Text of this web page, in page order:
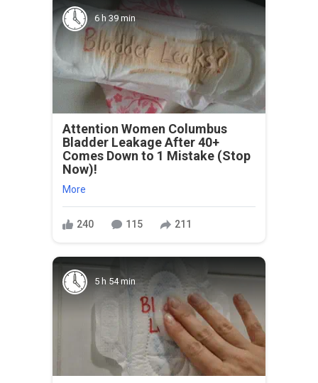
6 h 39 min
Attention Women Columbus
Bladder Leakage After 40+
Comes Down to 1 Mistake (Stop
Now)!
More
240 115 211
5 h 54 min